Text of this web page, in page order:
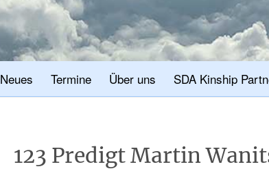
Neues Termine Über uns SDA Kinship
123 Predigt Martin